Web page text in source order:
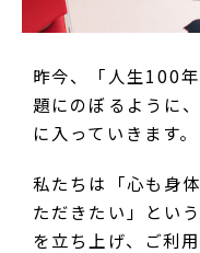
昨今、「人生100
題にのぼるように
に入っていきます。
私たちは「心も身
ただきたい」とい
を立ち上げ、ご利